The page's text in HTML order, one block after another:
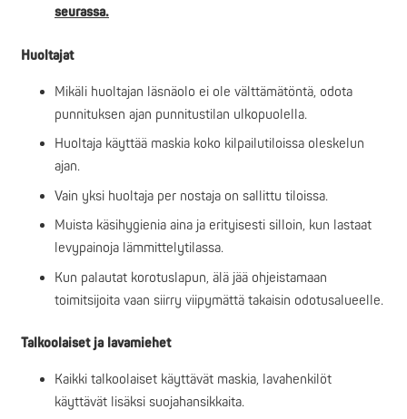
seurassa.
Huoltajat
Mikäli huoltajan läsnäolo ei ole välttämätöntä, odota
punnituksen ajan punnitustilan ulkopuolella.
Huoltaja käyttää maskia koko kilpailutiloissa oleskelun
ajan.
Vain yksi huoltaja per nostaja on sallittu tiloissa.
Muista käsihygienia aina ja erityisesti silloin, kun lastaat
levypainoja lämmittelytilassa.
Kun palautat korotuslapun, älä jää ohjeistamaan
toimitsijoita vaan siirry viipymättä takaisin odotusalueelle.
Talkoolaiset ja lavamiehet
Kaikki talkoolaiset käyttävät maskia, lavahenkilöt
käyttävät lisäksi suojahansikkaita.